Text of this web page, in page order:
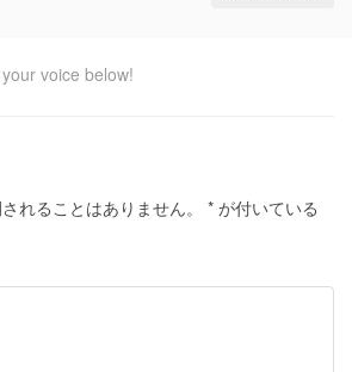
voice below!
れることはありません。 * が付いている